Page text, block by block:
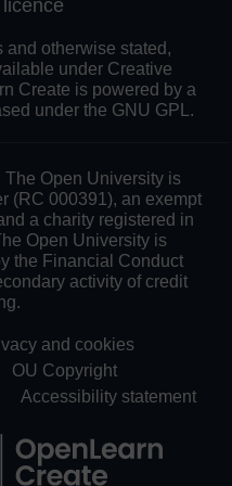
and otherwise stated,
under Creative
Create is powered by a
under the GNU GPL.
Open University is
(RC 000391), an exempt
a charity registered in
Open University is
the Financial Conduct
activity of credit
and cookies
OU Copyright
Accessibility statement